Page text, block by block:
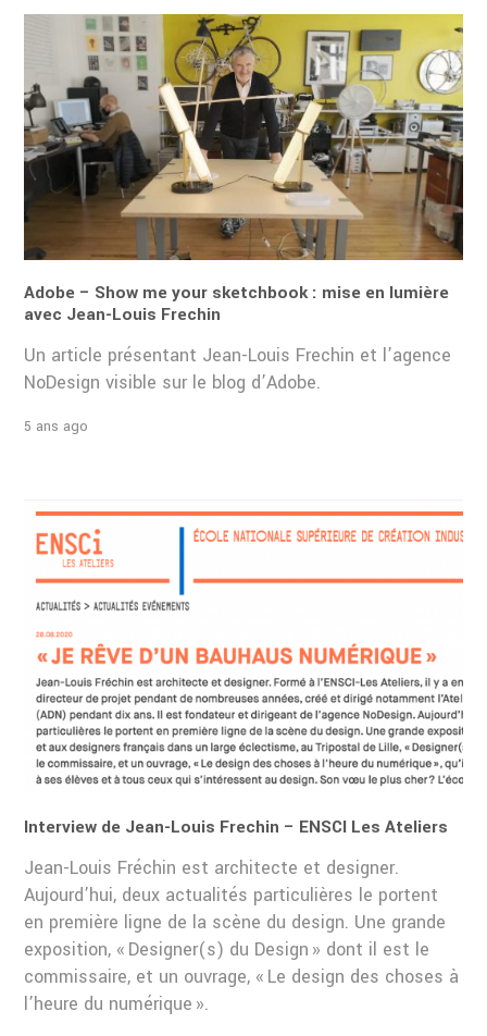
Adobe – Show me your sketchbook : mise en lumière
avec Jean-Louis Frechin
Un article présentant Jean-Louis Frechin et l’agence
NoDesign visible sur le blog d’Adobe.
5 ans ago
Interview de Jean-Louis Frechin – ENSCI Les Ateliers
Jean-Louis Fréchin est architecte et designer.
Aujourd’hui, deux actualités particulières le portent
en première ligne de la scène du design. Une grande
exposition, « Designer(s) du Design » dont il est le
commissaire, et un ouvrage, « Le design des choses à
l’heure du numérique ».